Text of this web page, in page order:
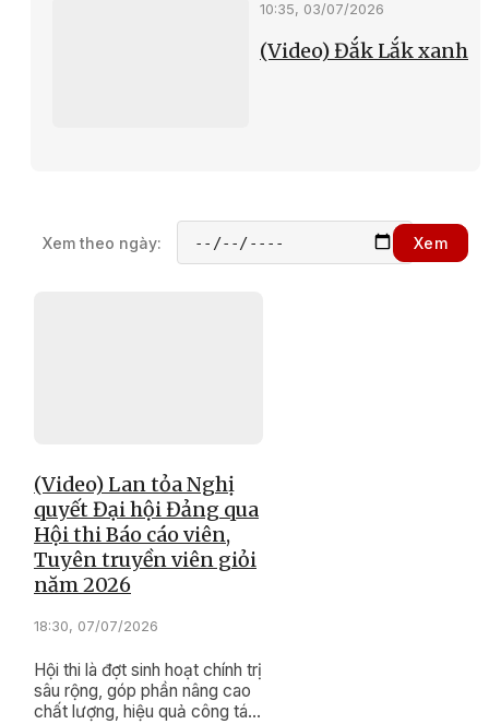
10:35, 03/07/2026
(Video) Đắk Lắk xanh
Xem theo ngày: Xem
(Video) Lan tỏa Nghị
quyết Đại hội Đảng qua
Hội thi Báo cáo viên,
Tuyên truyền viên giỏi
năm 2026
18:30, 07/07/2026
Hội thi là đợt sinh hoạt chính trị
sâu rộng, góp phần nâng cao
chất lượng, hiệu quả công tác